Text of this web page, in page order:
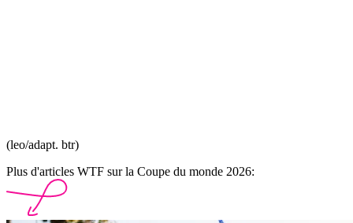
(leo/adapt. btr)
Plus d'articles WTF sur la Coupe du monde 2026: